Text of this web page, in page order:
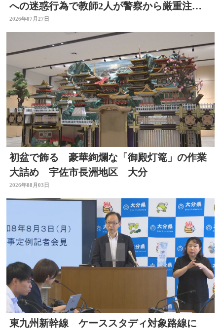
への迷惑行為で教師2人が警察から厳重注
意 文書訓告に 大分
2026年07月27日
初盆で飾る 豪華絢爛な「御殿灯篭」の作業
大詰め 宇佐市長洲地区 大分
2026年08月03日
東九州新幹線 ケーススタディ対象路線に